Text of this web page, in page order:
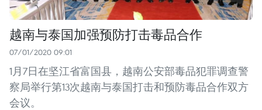
越南与泰国加强预防打击毒品合作
07/01/2020 09:01
1月7日在坚江省富国县，越南公安部毒品犯罪调查警
察局举行第13次越南与泰国打击和预防毒品合作双方
会议。